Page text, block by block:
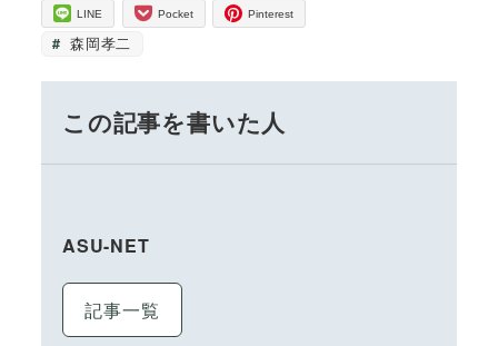
LINE Pocket Pinterest
森岡孝二
この記事を書いた人
ASU-NET
記事一覧